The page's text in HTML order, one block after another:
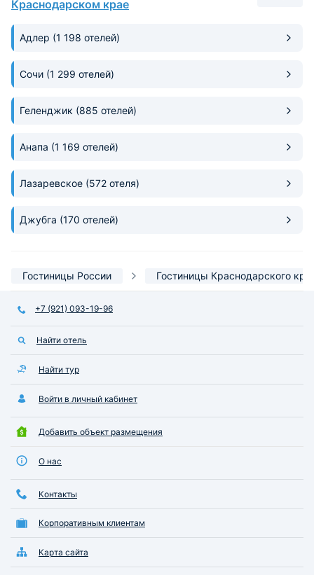
по возможности будем ездить
Краснодарском крае
Адлер (1 198 отелей)
Сочи (1 299 отелей)
Геленджик (885 отелей)
Анапа (1 169 отелей)
Лазаревское (572 отеля)
Джубга (170 отелей)
Гостиницы России Гостиницы Краснодарского
+7 (921) 093-19-96
Найти отель
Найти тур
Войти в личный кабинет
Добавить объект размещения
О нас
Контакты
Корпоративным клиентам
Карта сайта